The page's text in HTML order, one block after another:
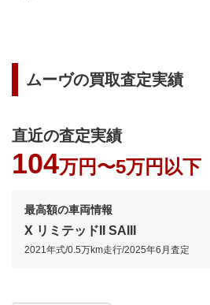
ムーヴの買取査定実績
直近の査定実績
104万円〜5万円以下
最高額の車両情報
X リミテッドII SAIII
2021年式/0.5万km走行/2025年6月査定